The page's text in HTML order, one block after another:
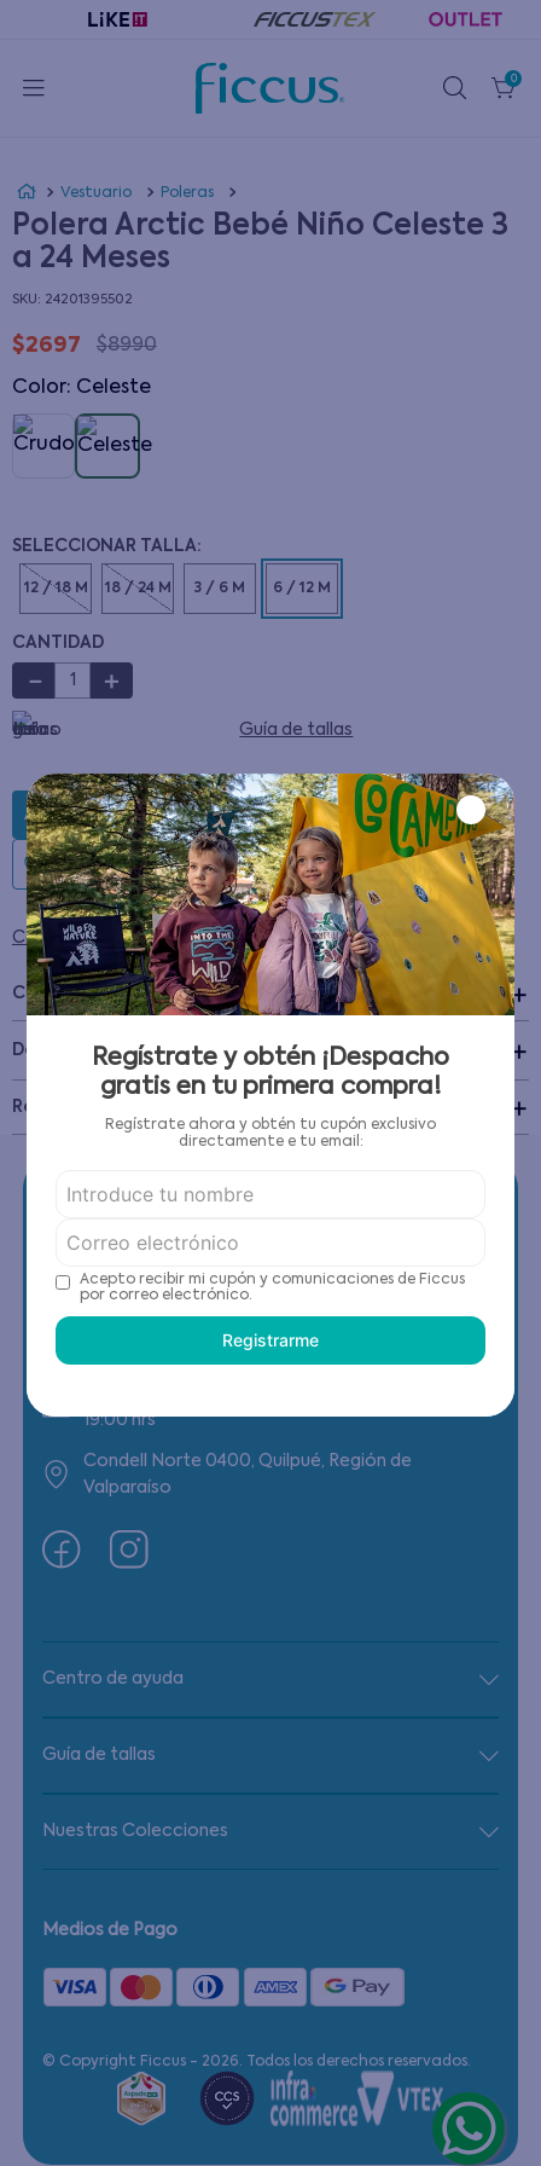
0
Vestuario Poleras
Polera Arctic Bebé Niño Celeste 3
a 24 Meses
: 24201395502
$2697 $8990
Color: celeste
12 / 18 M 18 / 24 M 3 / 6 M 6 / 12 M
CANTIDAD
＋
－
Guía de tallas
AGREGAR AL CARRITO
Condiciones para cambios y devoluciones
Características
Detalles del Producto +
Recomendaciones de cuidado
Contáctanos
(22) 6178818 - Compras Internet
19:00 hrs
Condell Norte 0400, Quilpué, Región de
Valparaíso
Centro de ayuda
Guía de tallas
Nuestras Colecciones
Medios de Pago
© Copyright Ficcus - 2026. Todos los derechos reservados.
Regístrate y obtén ¡Despacho
gratis en tu primera compra!
Regístrate ahora y obtén tu cupón exclusivo
directamente e tu email:
Acepto recibir mi cupón y comunicaciones de Ficcus
por correo electrónico.
Registrarme